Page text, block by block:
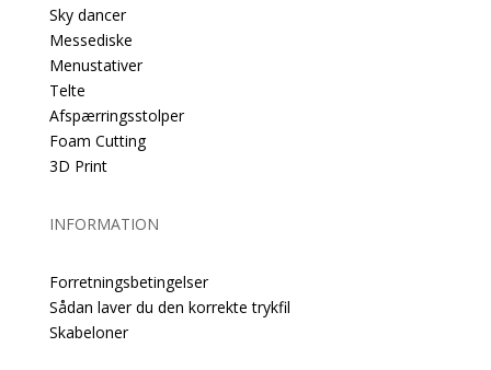
Sky dancer
Messediske
Menustativer
Telte
Afspærringsstolper
Foam Cutting
3D Print
INFORMATION
Forretningsbetingelser
Sådan laver du den korrekte trykfil
Skabeloner